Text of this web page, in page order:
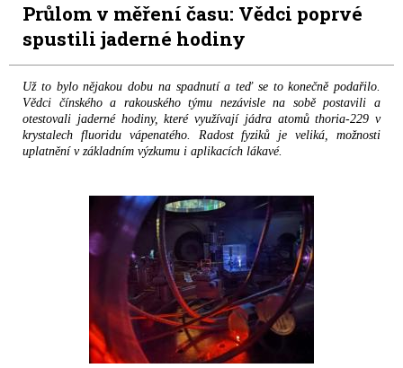
Průlom v měření času: Vědci poprvé
spustili jaderné hodiny
Už to bylo nějakou dobu na spadnutí a teď se to konečně podařilo.
Vědci čínského a rakouského týmu nezávisle na sobě postavili a
otestovali jaderné hodiny, které využívají jádra atomů thoria-229 v
krystalech fluoridu vápenatého. Radost fyziků je veliká, možnosti
uplatnění v základním výzkumu i aplikacích lákavé.